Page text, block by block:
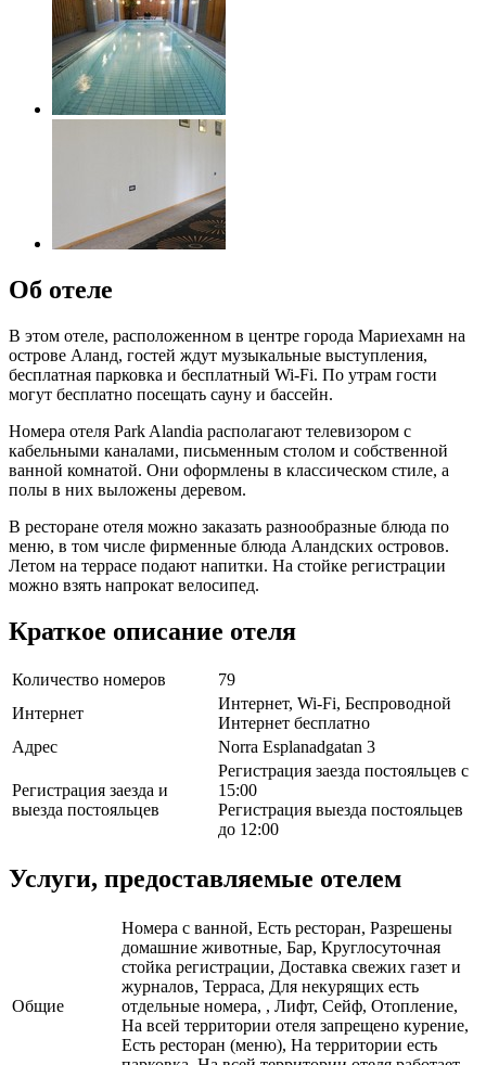
Об отеле
В этом отеле, расположенном в центре города Мариехамн на
острове Аланд, гостей ждут музыкальные выступления,
бесплатная парковка и бесплатный Wi-Fi. По утрам гости
могут бесплатно посещать сауну и бассейн.
Номера отеля Park Alandia располагают телевизором с
кабельными каналами, письменным столом и собственной
ванной комнатой. Они оформлены в классическом стиле, а
полы в них выложены деревом.
В ресторане отеля можно заказать разнообразные блюда по
меню, в том числе фирменные блюда Аландских островов.
Летом на террасе подают напитки. На стойке регистрации
можно взять напрокат велосипед.
Краткое описание отеля
Количество номеров
79
Интернет
Интернет, Wi-Fi, Беспроводной
Интернет бесплатно
Адрес
Norra Esplanadgatan 3
Регистрация заезда и
выезда постояльцев
Регистрация заезда постояльцев с
15:00
Регистрация выезда постояльцев
до 12:00
Услуги, предоставляемые отелем
Общие
Номера с ванной, Есть ресторан, Разрешены
домашние животные, Бар, Круглосуточная
стойка регистрации, Доставка свежих газет и
журналов, Терраса, Для некурящих есть
отдельные номера, , Лифт, Сейф, Отопление,
На всей территории отеля запрещено курение,
Есть ресторан (меню), На территории есть